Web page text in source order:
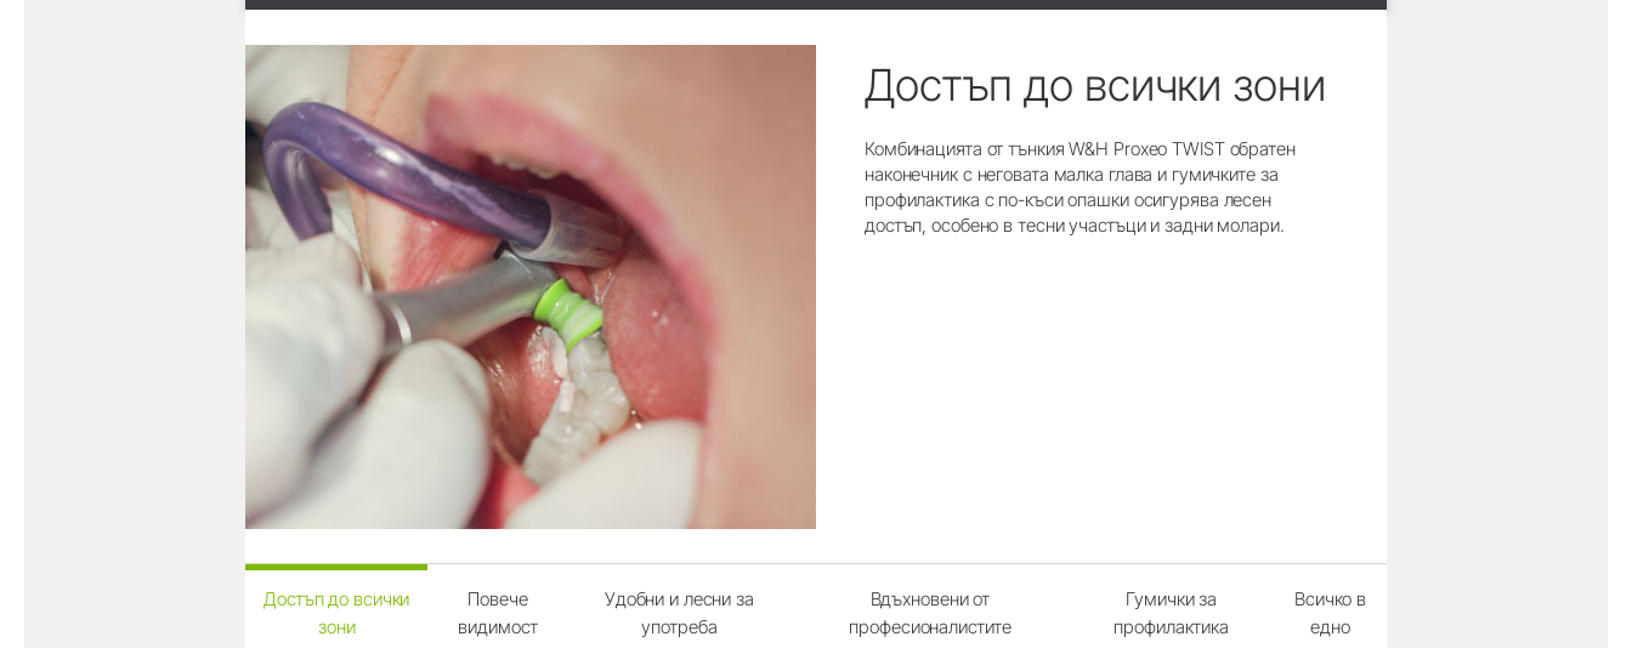
Достъп до всички зони
Комбинацията от тънкия W&H Proxeo TWIST обратен
наконечник с неговата малка глава и гумичките за
профилактика с по-къси опашки осигурява лесен
достъп, особено в тесни участъци и задни молари.
Достъп до всички
зони
Повече
видимост
Удобни и лесни за
употреба
Вдъхновени от
професионалистите
Гумички за
профилактика
Всичко в
едно